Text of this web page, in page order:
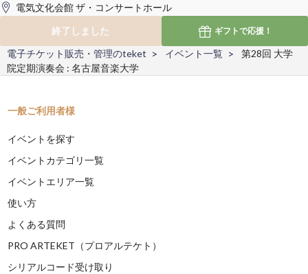
電気文化会館 ザ・コンサートホール
終了しました
ギフトで応援！
電子チケット販売・管理のteket イベント一覧
第28回 大学
院定期演奏会 : 名古屋音楽大学
一般ご利用者様
イベントを探す
イベントカテゴリ一覧
イベントエリア一覧
使い方
よくある質問
PRO ARTEKET（プロアルテケト）
シリアルコード受け取り